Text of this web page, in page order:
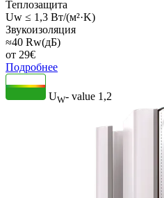
Теплозащита
Uw ≤ 1,3 Вт/(м²·K)
Звукоизоляция
≈40 Rw(дБ)
от 29€
Подробнее
UW- value 1,2